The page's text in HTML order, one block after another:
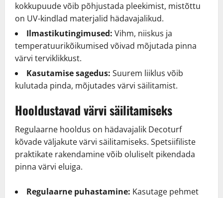
kokkupuude võib põhjustada pleekimist, mistõttu
on UV-kindlad materjalid hädavajalikud.
Ilmastikutingimused: Vihm, niiskus ja
temperatuurikõikumised võivad mõjutada pinna
värvi terviklikkust.
Kasutamise sagedus: Suurem liiklus võib
kulutada pinda, mõjutades värvi säilitamist.
Hooldustavad värvi säilitamiseks
Regulaarne hooldus on hädavajalik Decoturf
kõvade väljakute värvi säilitamiseks. Spetsiifiliste
praktikate rakendamine võib oluliselt pikendada
pinna värvi eluiga.
Regulaarne puhastamine: Kasutage pehmet